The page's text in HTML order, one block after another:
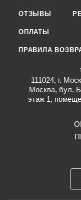
ОТЗЫВЫ
ОПЛАТЫ
ПРАВИЛА
111024, г.
Москва, бул.
этаж 1,